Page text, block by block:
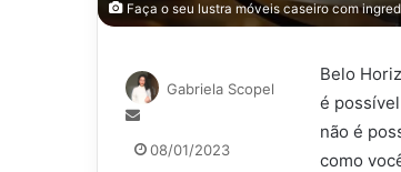
Faça o seu lustra móveis caseiro com
Belo
é
não é
como
Gabriela Scopel
Mande
e-
08/01/2023